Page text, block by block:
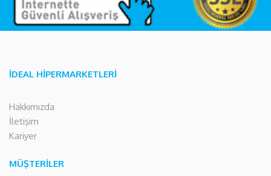
İDEAL HİPERMARKETLERİ
Hakkımızda
İletişim
Kariyer
MÜŞTERİLER